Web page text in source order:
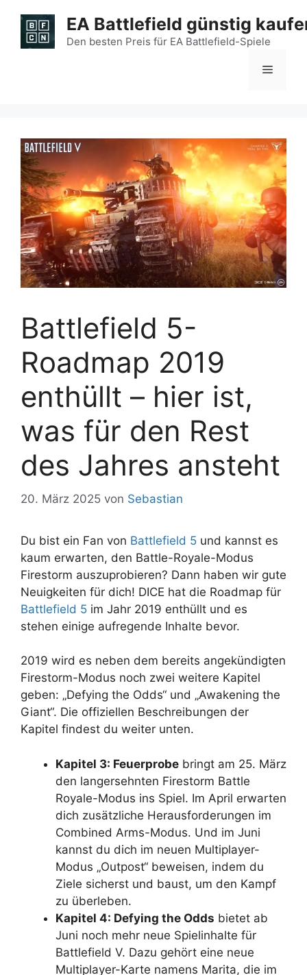
Inhalt
springen
EA Battlefield günstig
Den besten Preis für EA Battlefield-Spiele
Menü
Battlefield 5-
Roadmap 2019
enthüllt – hier ist,
was für den Rest
des Jahres ansteht
20. März 2025 von Sebastian
Du bist ein Fan von Battlefield 5 und kannst es
kaum erwarten, den Battle-Royale-Modus
Firestorm auszuprobieren? Dann haben wir gute
Neuigkeiten für dich! DICE hat die Roadmap für
Battlefield 5 im Jahr 2019 enthüllt und es
stehen einige aufregende Inhalte bevor.
2019 wird es neben dem bereits angekündigten
Firestorm-Modus noch zwei weitere Kapitel
geben: „Defying the Odds“ und „Awakening the
Giant“. Die offiziellen Beschreibungen der
Kapitel findest du weiter unten.
Kapitel 3: Feuerprobe bringt am 25. März
den langersehnten Firestorm Battle
Royale-Modus ins Spiel. Im April erwarten
dich zusätzliche Herausforderungen im
Combined Arms-Modus. Und im Juni
kannst du dich im neuen Multiplayer-
Modus „Outpost“ beweisen, indem du
Ziele sicherst und baust, um den Kampf
zu überleben.
Kapitel 4: Defying the Odds bietet ab
Juni noch mehr neue Spielinhalte für
Battlefield V. Dazu gehört eine neue
Multiplayer-Karte namens Marita, die im